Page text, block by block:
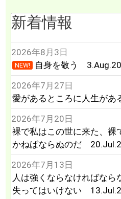
新着情報
2026年8月3日
NEW!
自身を敬う
2026年7月27日
愛があるところに人生が
2026年7月20日
裸で私はこの世に来た、裸
かねばならぬのだ
2026年7月13日
人は強くならなければな
失ってはいけない